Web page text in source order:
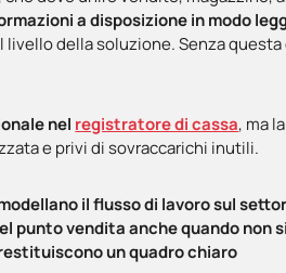
a disposizione in modo
della soluzione. Senza
nel registratore di cassa, ma
e privi di sovraccarichi inutili.
il flusso di lavoro sul
punto vendita anche quando non
un quadro chiaro